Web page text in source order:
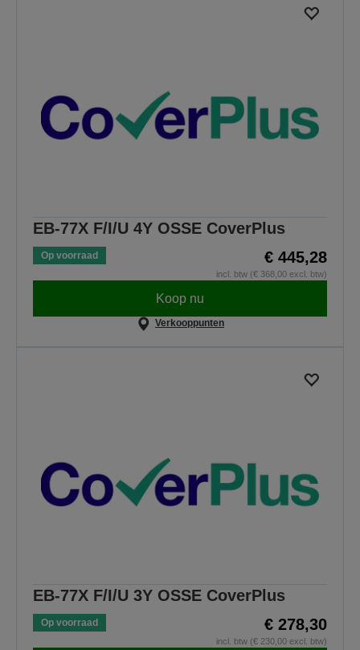
EB-77X F/I/U 4Y OSSE CoverPlus
Op voorraad € 445,28
incl. btw (€ 368,00 excl. btw)
Koop nu
Verkooppunten
EB-77X F/I/U 3Y OSSE CoverPlus
Op voorraad € 278,30
incl. btw (€ 230,00 excl. btw)